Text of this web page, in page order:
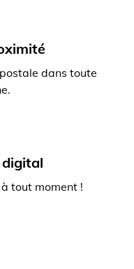
dans toute
tout moment !